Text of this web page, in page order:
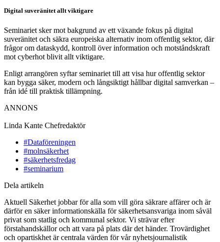
Digital suveränitet allt viktigare
Seminariet sker mot bakgrund av ett växande fokus på digital
suveränitet och säkra europeiska alternativ inom offentlig sektor, där
frågor om dataskydd, kontroll över information och motståndskraft
mot cyberhot blivit allt viktigare.
Enligt arrangören syftar seminariet till att visa hur offentlig sektor
kan bygga säker, modern och långsiktigt hållbar digital samverkan –
från idé till praktisk tillämpning.
ANNONS
Linda Kante Chefredaktör
#Dataföreningen
#molnsäkerhet
#säkerhetsfredag
#seminarium
Dela artikeln
Aktuell Säkerhet jobbar för alla som vill göra säkrare affärer och är
därför en säker informationskälla för säkerhetsansvariga inom såväl
privat som statlig och kommunal sektor. Vi strävar efter
förstahandskällor och att vara på plats där det händer. Trovärdighet
och opartiskhet är centrala värden för vår nyhetsjournalistik